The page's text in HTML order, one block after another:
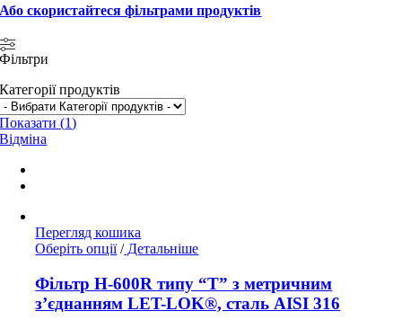
Або скористайтеся фільтрами продуктів
Фільтри
Категорії продуктів
Показати(1)
Відміна
Перегляд кошика
Оберіть опції Цей
має
кілька
варіантів.
/Детальніше
Фільтр H-600R типу “T” з метричним
з’єднанням LET-LOK®, сталь AISI 316